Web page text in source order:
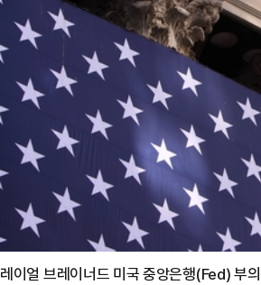
레이얼 브레이너드 미국 중앙은행(Fed) 부